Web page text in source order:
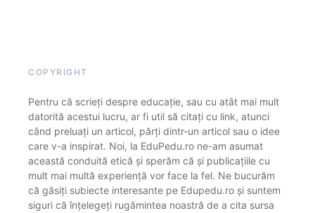
COPYRIGHT
Pentru că scrieți despre educație, sau cu atât mai mult
datorită acestui lucru, ar fi util să citați cu link, atunci
când preluați un articol, părți dintr-un articol sau o idee
care v-a inspirat. Noi, la EduPedu.ro ne-am asumat
această conduită etică și sperăm că și publicațiile cu
mult mai multă experiență vor face la fel. Ne bucurăm
că găsiți subiecte interesante pe Edupedu.ro și suntem
siguri că înțelegeți rugămintea noastră de a cita sursa